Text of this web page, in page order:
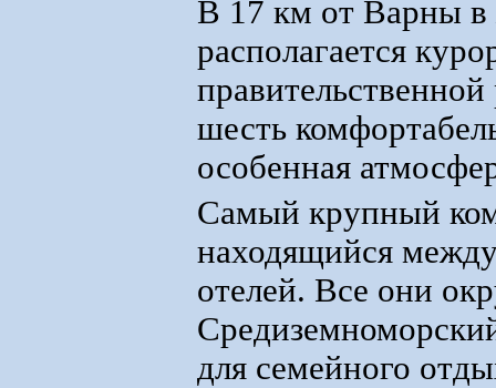
В 17 км от Варны в
располагается
шесть
особенная
Самый крупный
находящийся
отелей. Все они
для семейного